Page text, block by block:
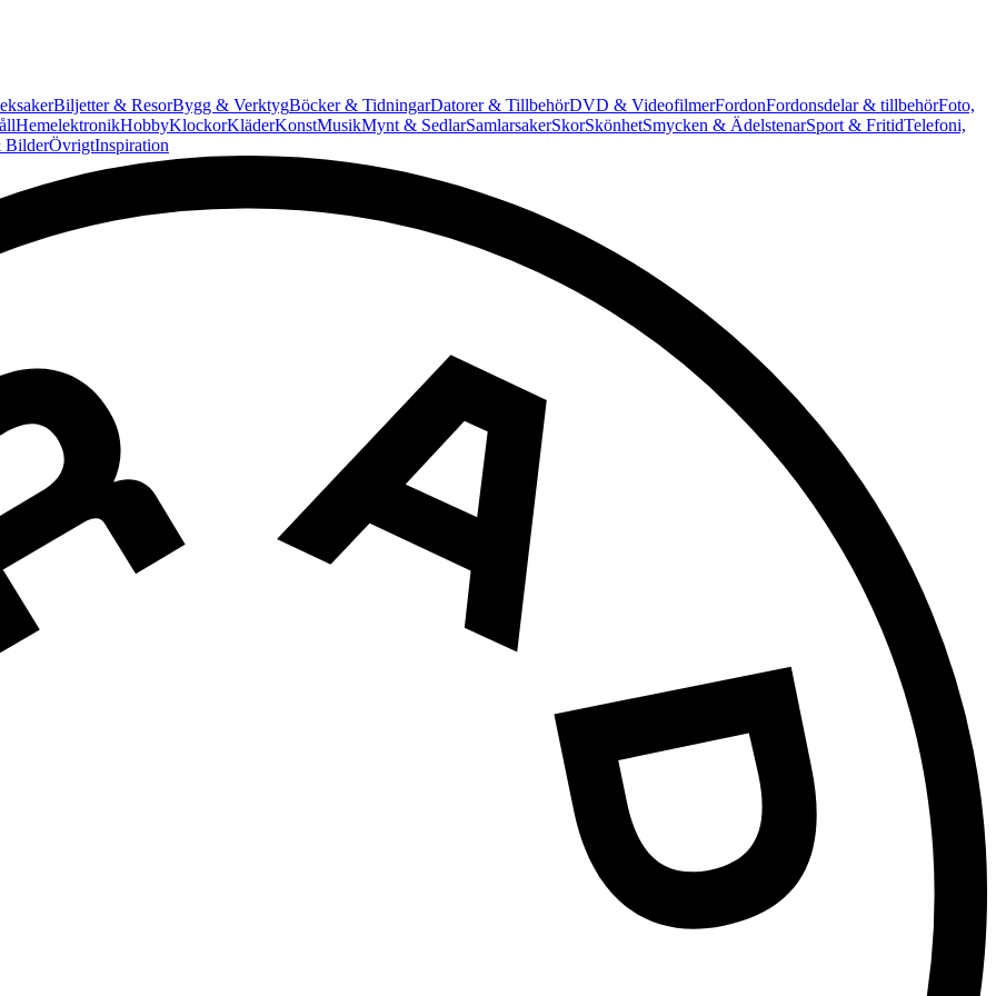
Biljetter & ResorBygg & VerktygBöcker & TidningarDatorer & TillbehörDVD & VideofilmerFordonFordonsdelar & tillbehörFoto,
HemelektronikHobbyKlockorKläderKonstMusikMynt & SedlarSamlarsakerSkorSkönhetSmycken & ÄdelstenarSport & FritidTelefoni,
BilderÖvrigtInspiration